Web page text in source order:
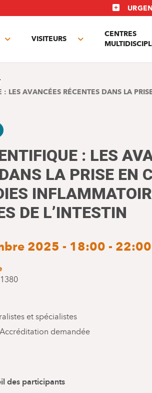
Toggle
VISITEURS
Toggle
CENTRES
: LES AVANCÉES RÉCENTES DANS LA
: LES
LA PRISE EN
DE L’INTESTIN
2025 - 18:00 - 22:00
et spécialistes
Accréditation demandée
des participants